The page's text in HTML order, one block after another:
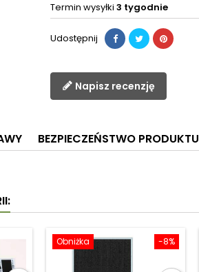
Termin wysyłki 3 tygodnie
Udostępnij
Napisz recenzję
BEZPIECZEŃSTWO PRODUKTU
-8%
Obniżka